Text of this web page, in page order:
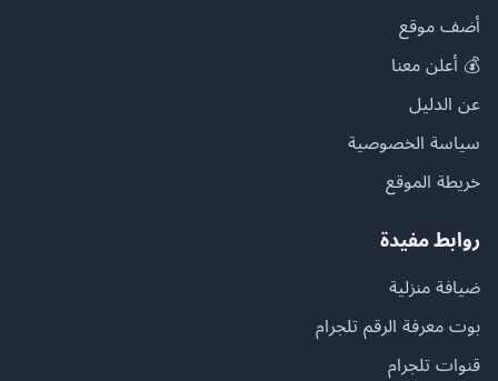
أضف موقع
💰 أعلن معنا
عن الدليل
سياسة الخصوصية
خريطة الموقع
روابط مفيدة
ضيافة منزلية
بوت معرفة الرقم تلجرام
قنوات تلجرام